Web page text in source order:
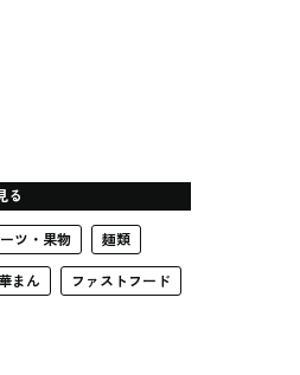
る
ツ・果物 麺類
まん ファストフード